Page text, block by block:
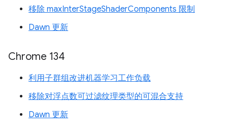
移除 maxInterStageShaderComponents 限制
Dawn 更新
Chrome 134
利用子群组改进机器学习工作负载
移除对浮点数可过滤纹理类型的可混合支持
Dawn 更新